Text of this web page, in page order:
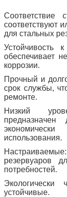
Соответствие
соответствуют
для стальных
Устойчивость
обеспечивает
коррозии.
Прочный и
срок службы,
ремонте.
Низкий
использования.
резервуаров
потребностей.
Экологически
устойчивые.